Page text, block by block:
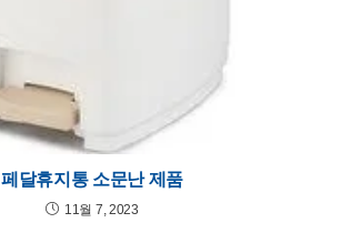
페달휴지통 소문난 제품
11월 7, 2023